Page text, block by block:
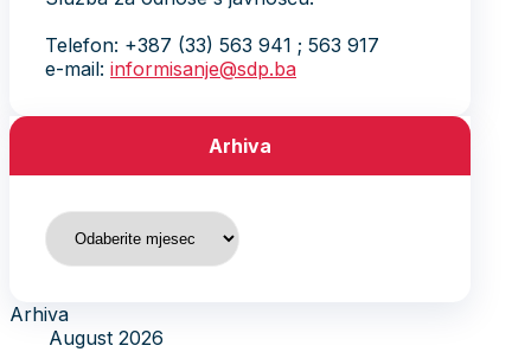
Telefon: +387 (33) 563 941 ; 563 917
e-mail: informisanje@sdp.ba
Arhiva
Arhiva
Arhiva
August 2026